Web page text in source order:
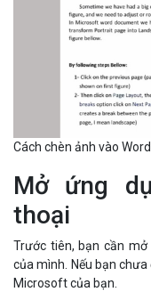
Cách chèn ảnh vào
Mở ứng
thoại
Trước tiên, bạn cần
của mình. Nếu bạn
Microsoft của bạn.